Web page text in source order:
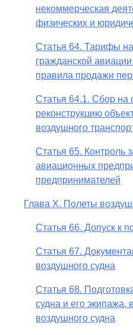
некоммерческая
физических и
Статья 64. Тарифы на
гражданской
правила продажи
Статья 64.1. Сбор на
реконструкцию
воздушного
Статья 65. Контроль
авиационных
предпринимателей
Глава X. Полеты
Статья 66. Допуск к
Статья 67.
воздушного судна
Статья 68.
судна и его экипажа,
воздушного судна